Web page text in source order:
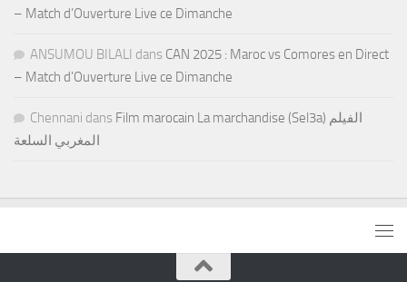
– Match d’Ouverture Live ce Dimanche
ANSUMOU BILALI dans CAN 2025 : Maroc vs Comores en Direct
– Match d’Ouverture Live ce Dimanche
Chennani dans Film marocain La marchandise (Sel3a) الفيلم
المغربي السلعة